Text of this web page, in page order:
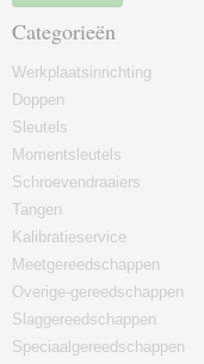
Categorieën
Werkplaatsinrichting
Doppen
Sleutels
Momentsleutels
Schroevendraaiers
Tangen
Kalibratieservice
Meetgereedschappen
Overige-gereedschappen
Slaggereedschappen
Speciaalgereedschappen